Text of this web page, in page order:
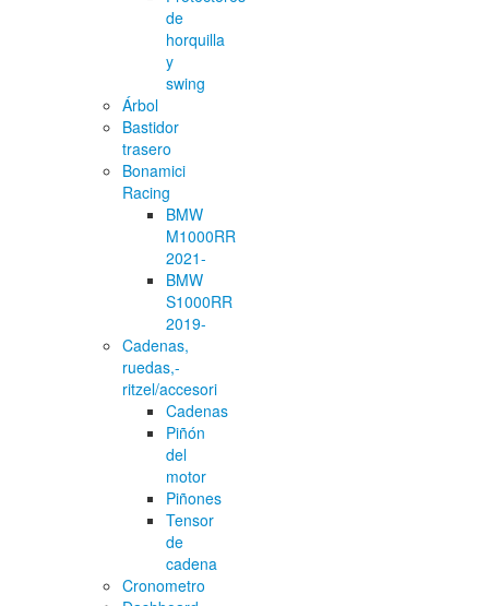
de
horquilla
y
swing
Árbol
Bastidor
trasero
Bonamici
Racing
BMW
M1000RR
2021-
BMW
S1000RR
2019-
Cadenas,
ruedas,-
ritzel/accesori
Cadenas
Piñón
del
motor
Piñones
Tensor
de
cadena
Cronometro